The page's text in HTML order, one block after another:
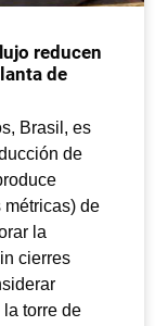
reducen
de
Brasil, es
de
de
la
cierres
torre de